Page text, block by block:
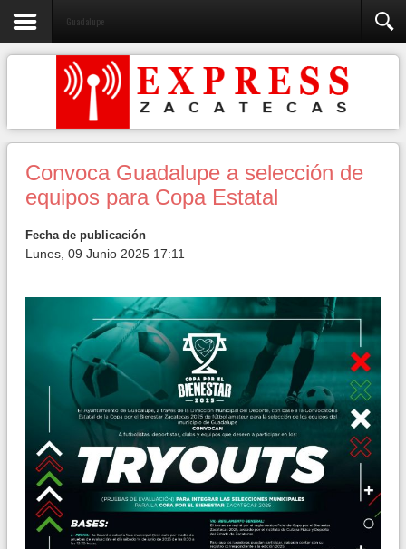
Guadalupe
Convoca Guadalupe a selección de
equipos para Copa Estatal
Fecha de publicación
Lunes, 09 Junio 2025 17:11